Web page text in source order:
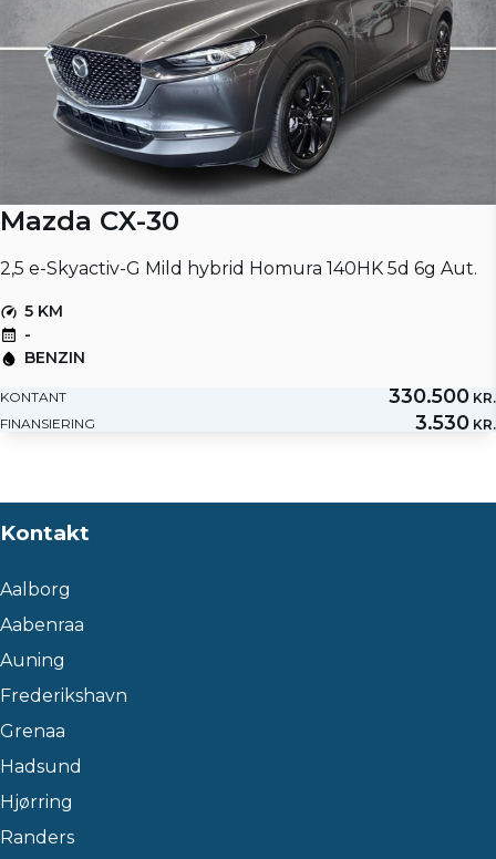
Mazda CX-30
2,5 e-Skyactiv-G Mild hybrid Homura 140HK 5d 6g Aut.
5 KM
-
BENZIN
KONTANT 330.500 KR.
FINANSIERING
3.530 KR.
Kontakt
Aalborg
Aabenraa
Auning
Frederikshavn
Grenaa
Hadsund
Hjørring
Randers